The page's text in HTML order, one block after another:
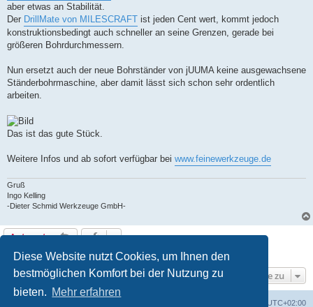
Diese Website nutzt Cookies, um Ihnen den
bestmöglichen Komfort bei der Nutzung zu
bieten. Mehr erfahren
aber etwas an Stabilität.
Der DrillMate von MILESCRAFT ist jeden Cent wert, kommt jedoch
konstruktionsbedingt auch schneller an seine Grenzen, gerade bei
größeren Bohrdurchmessern.
Nun ersetzt auch der neue Bohrständer von jUUMA keine ausgewachsene
Ständerbohrmaschine, aber damit lässt sich schon sehr ordentlich
arbeiten.
Das ist das gute Stück.
Weitere Infos und ab sofort verfügbar bei www.feinewerkzeuge.de
Gruß
Ingo Kelling
-Dieter Schmid Werkzeuge GmbH-
Antworten
1 Beitrag • Seite1von1
Gehe zu
UTC+02:00